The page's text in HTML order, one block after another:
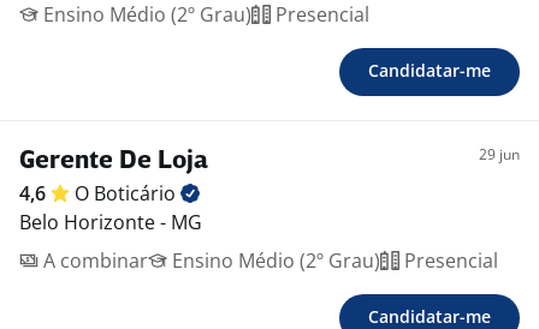
Ensino Médio (2º Grau)
Presencial
Candidatar-me
Gerente De Loja 29 jun
4,6 O Boticário
Belo Horizonte - MG
A combinar
Ensino Médio (2º Grau) Presencial
Candidatar-me